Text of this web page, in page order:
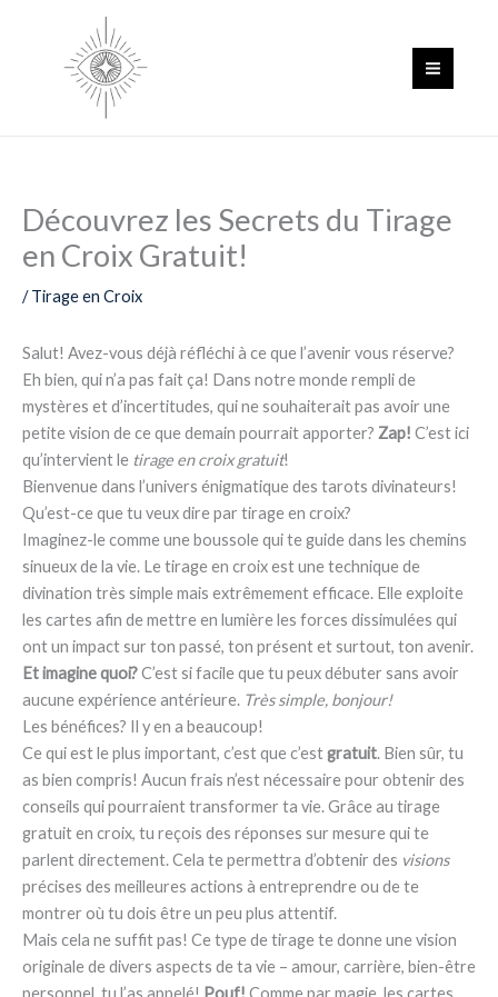
Découvrez les Secrets du Tirage
en Croix Gratuit!
/Tirage en Croix
Salut! Avez-vous déjà réfléchi à ce que l’avenir vous réserve?
Eh bien, qui n’a pas fait ça! Dans notre monde rempli de
mystères et d’incertitudes, qui ne souhaiterait pas avoir une
petite vision de ce que demain pourrait apporter? Zap! C’est ici
qu’intervient le tirage en croix gratuit!
Bienvenue dans l’univers énigmatique des tarots divinateurs!
Qu’est-ce que tu veux dire par tirage en croix?
Imaginez-le comme une boussole qui te guide dans les chemins
sinueux de la vie. Le tirage en croix est une technique de
divination très simple mais extrêmement efficace. Elle exploite
les cartes afin de mettre en lumière les forces dissimulées qui
ont un impact sur ton passé, ton présent et surtout, ton avenir.
Et imagine quoi?C’est si facile que tu peux débuter sans avoir
aucune expérience antérieure. Très simple, bonjour!
Les bénéfices? Il y en a beaucoup!
Ce qui est le plus important, c’est que c’estgratuit. Bien sûr, tu
as bien compris! Aucun frais n’est nécessaire pour obtenir des
conseils qui pourraient transformer ta vie. Grâce au tirage
gratuit en croix, tu reçois des réponses sur mesure qui te
parlent directement. Cela te permettra d’obtenir des visions
précises des meilleures actions à entreprendre ou de te
montrer où tu dois être un peu plus attentif.
Mais cela ne suffit pas! Ce type de tirage te donne une vision
originale de divers aspects de ta vie – amour, carrière, bien-être
personnel, tu l’as appelé! Pouf! Comme par magie, les cartes